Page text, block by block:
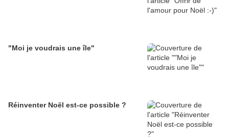
"Moi je voudrais une île"
Réinventer Noël est-ce possible ?